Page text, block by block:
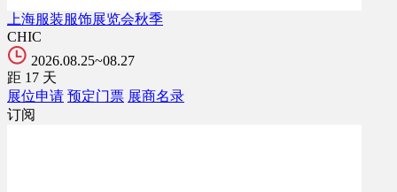
上海服装服饰展览会秋季
CHIC
2026.08.25~08.27
距 17 天
展位申请 预定门票 展商名录
订阅